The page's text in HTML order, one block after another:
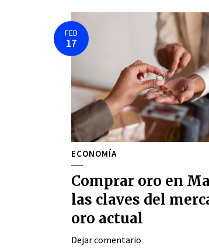
FEB
17
ECONOMÍA
Comprar oro en
las claves del
oro actual
Dejar comentario